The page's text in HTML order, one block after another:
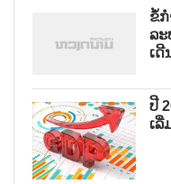
ຂໍ້
ລະ
ເດີ
ປີ
ເ